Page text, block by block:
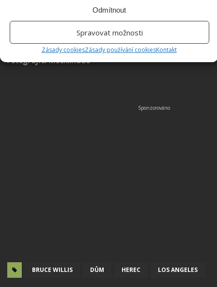
Odmítnout
Spravovat možnosti
Zásady cookiesZásady používání cookiesKontakt
Marilyn Monroe
Arnold Schwarzenegger
Fotografie: Moski.hudo
BRUCE WILLIS DŮM HEREC LOS ANGELES